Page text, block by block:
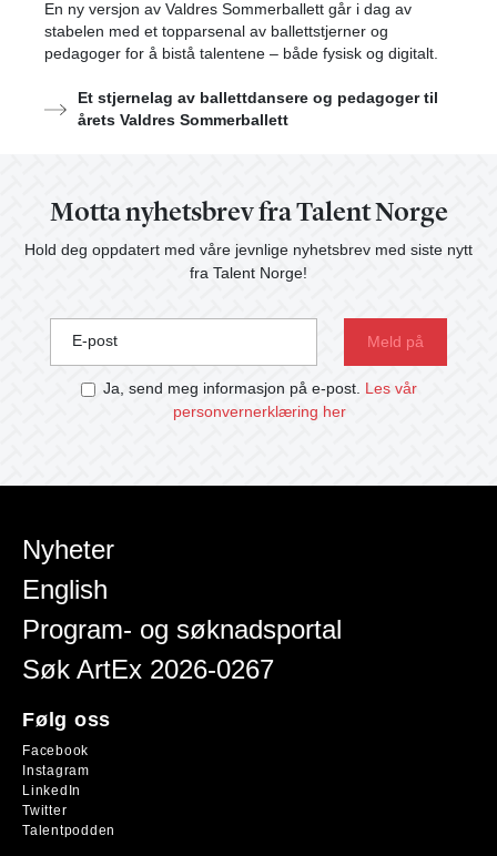
En ny versjon av Valdres Sommerballett går i dag av
stabelen med et topparsenal av ballettstjerner og
pedagoger for å bistå talentene – både fysisk og digitalt.
Et stjernelag av ballettdansere og pedagoger til
årets Valdres Sommerballett
Motta nyhetsbrev fra Talent Norge
Hold deg oppdatert med våre jevnlige nyhetsbrev med siste nytt
fra Talent Norge!
E-post
Ja, send meg informasjon på e-post. Les vår
personvernerklæring her
Nyheter
English
Program- og søknadsportal
Søk ArtEx 2026-0267
Følg oss
Facebook
Instagram
LinkedIn
Twitter
Talentpodden